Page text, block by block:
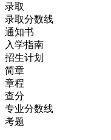
录取
录取分数线
通知书
入学指南
招生计划
简章
章程
查分
专业分数线
考题